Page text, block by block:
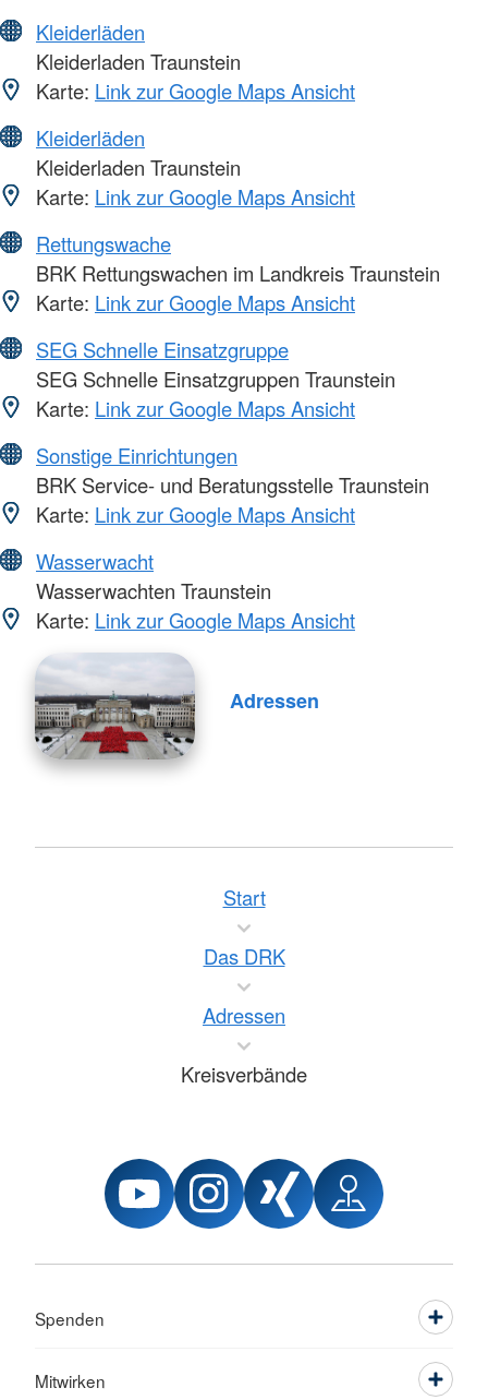
Kleiderläden
Kleiderladen Traunstein
Karte: Link zur Google Maps Ansicht
Kleiderläden
Kleiderladen Traunstein
Karte: Link zur Google Maps Ansicht
Rettungswache
BRK Rettungswachen im Landkreis Traunstein
Karte: Link zur Google Maps Ansicht
SEG Schnelle Einsatzgruppe
SEG Schnelle Einsatzgruppen Traunstein
Karte: Link zur Google Maps Ansicht
Sonstige Einrichtungen
BRK Service- und Beratungsstelle Traunstein
Karte: Link zur Google Maps Ansicht
Wasserwacht
Wasserwachten Traunstein
Karte: Link zur Google Maps Ansicht
Adressen
Start
Das DRK
Adressen
Kreisverbände
Spenden
Mitwirken